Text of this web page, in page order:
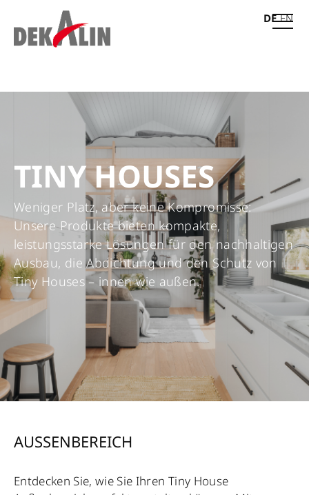
DE EN
TINY HOUSES
Weniger Platz, aber keine Kompromisse:
Unsere Produkte bieten kompakte,
leistungsstarke Lösungen für den nachhaltigen
Ausbau, die Abdichtung und den Schutz von
Tiny Houses – innen wie außen.
AUSSENBEREICH
Entdecken Sie, wie Sie Ihren Tiny House